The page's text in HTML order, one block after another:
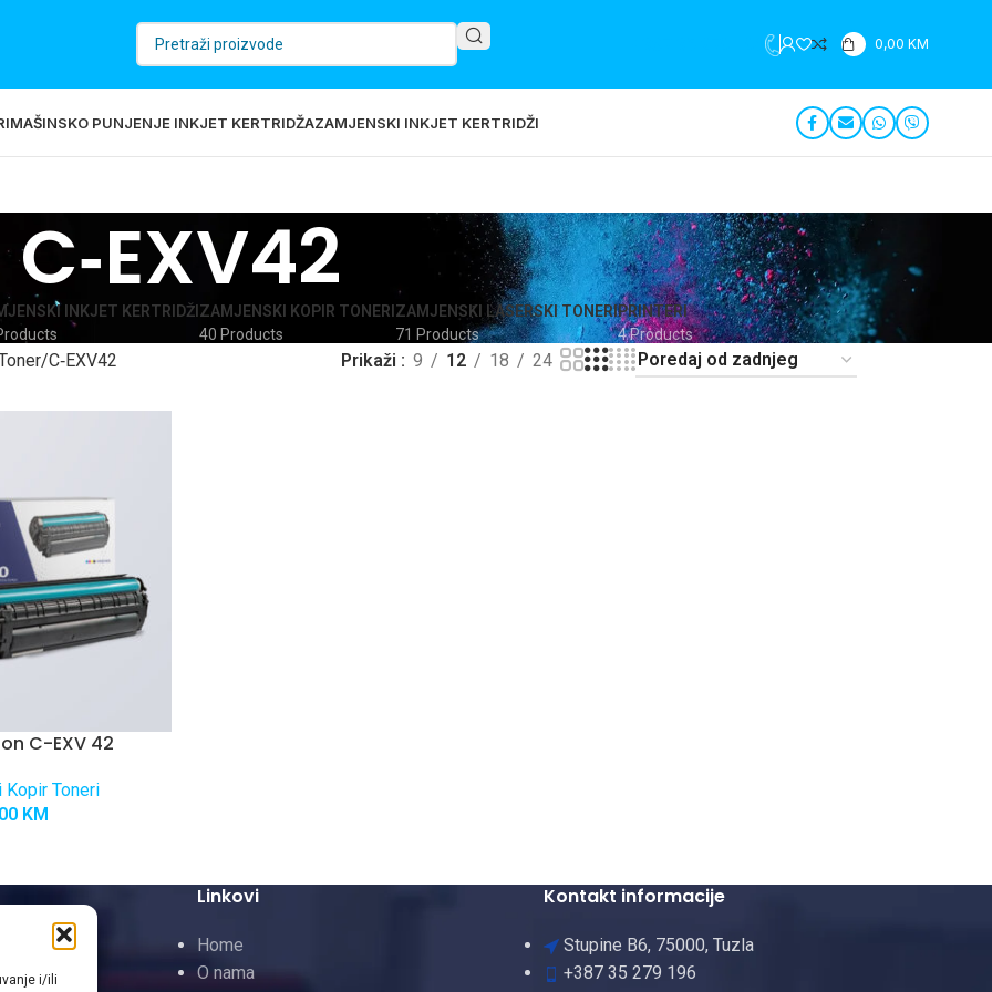
i/ili
0,00 KM
MAŠINSKO PUNJENJE INKJET KERTRIDŽAZAMJENSKI INKJET KERTRIDŽI
C‐EXV42
INKJET KERTRIDŽI ZAMJENSKI KOPIR TONERI
40 Products
ZAMJENSKI LASERSKI TONERI
71 Products
PRINTERI
4 Products
C‐EXV42 Prikaži 9 12 18 24
C-EXV 42
Kopir Toneri
KM
Toneri
Linkovi
Home
O nama
Kontakt informacije
Stupine B6, 75000, Tuzla
+387 35 279 196